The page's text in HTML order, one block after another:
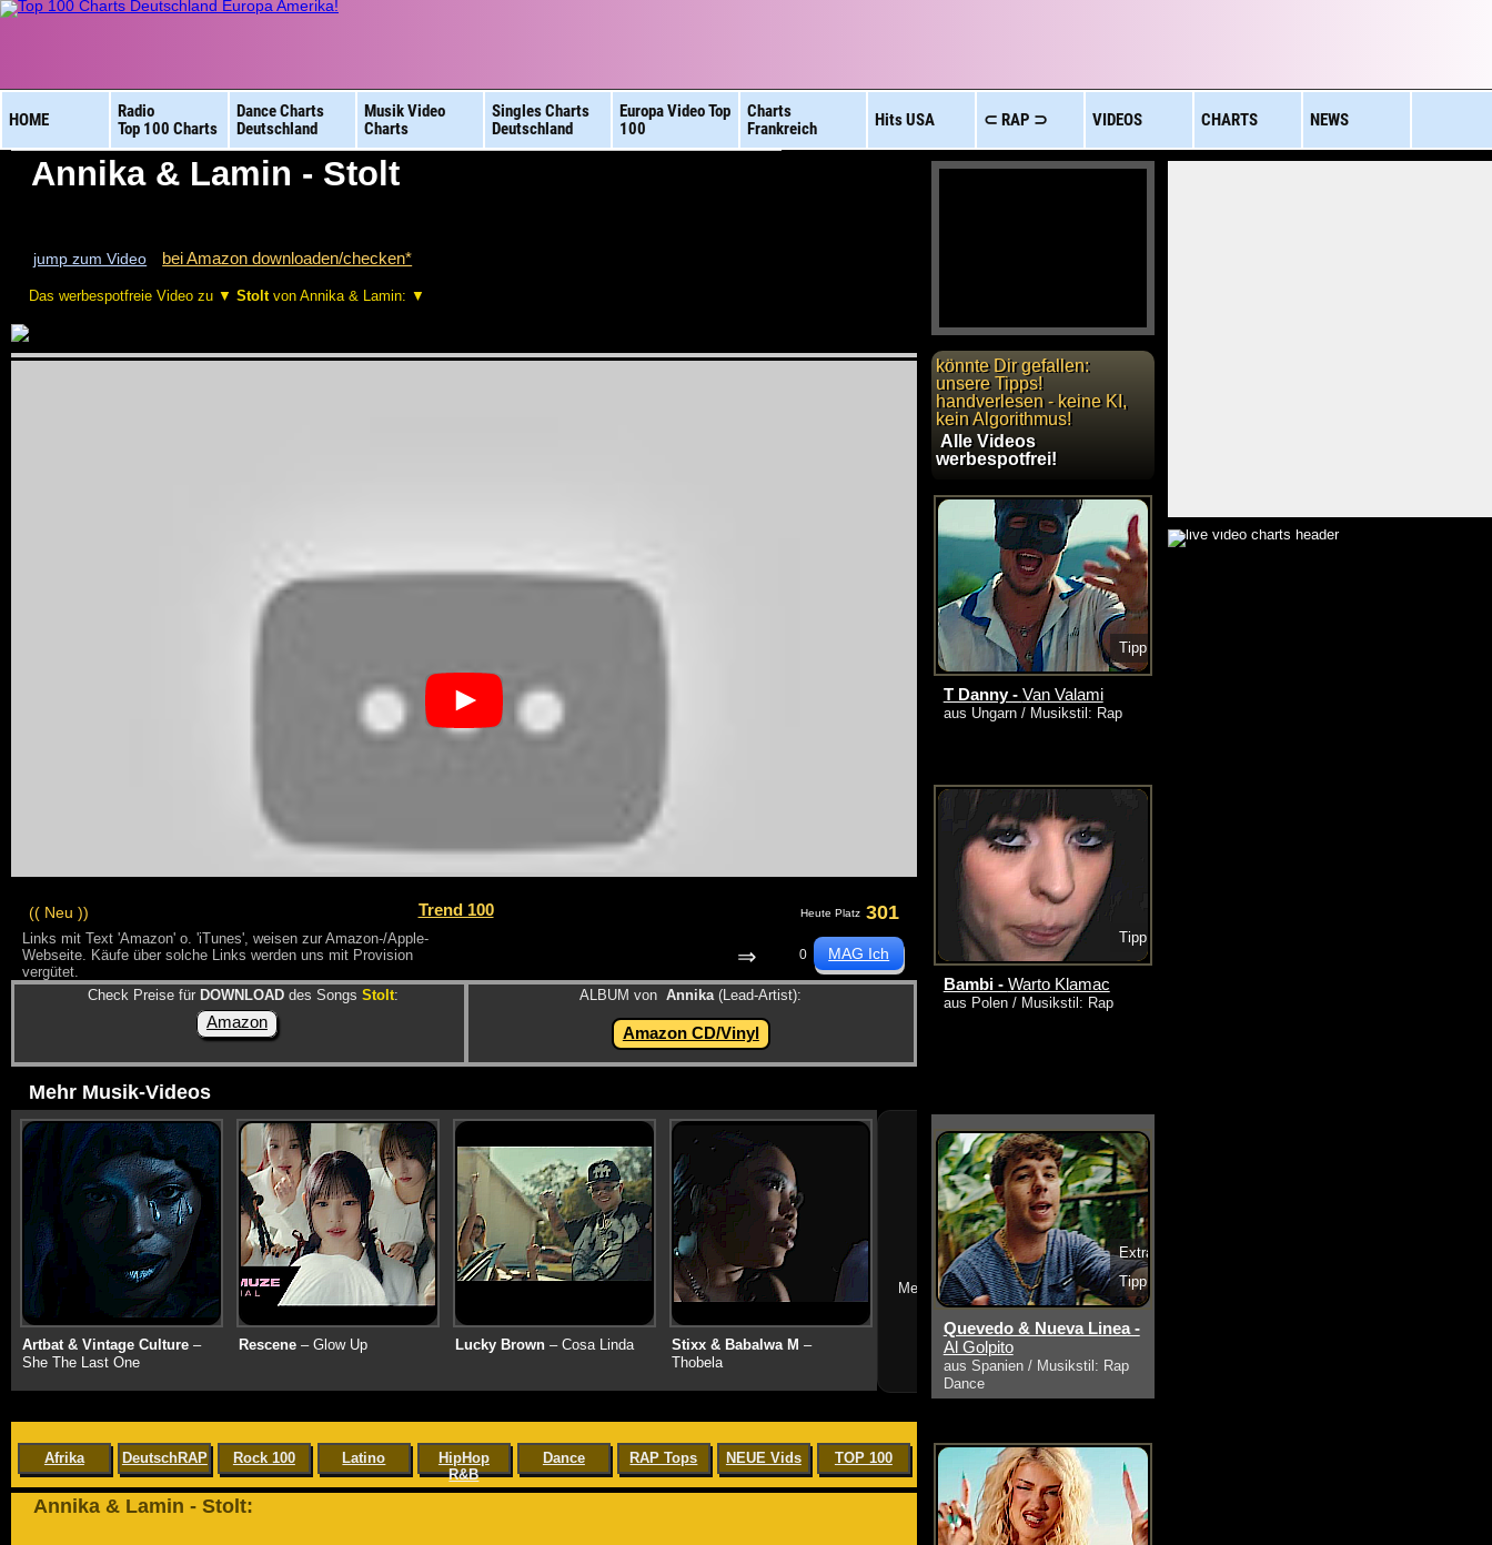
HOME
Radio
Top 100 Charts
Dance Charts
Deutschland
Musik Video
Charts
Singles Charts
Deutschland
Europa VideoTop
100
Charts
Frankreich
HitsUSA ⊂ RAP ⊃ VIDEOS CHARTS NEWS
Annika & Lamin - Stolt
jump zum Video bei Amazon downloaden/checken*
Das werbespotfreie Video zu ▼Stoltvon Annika & Lamin: ▼
(( Neu )) Trend 100 Heute Platz 301
Links mit Text 'Amazon' o. 'iTunes', weisen zur Amazon-/Apple-
Webseite. Käufe über solche Links werden uns mit Provision
vergütet.
⇒ 0
Check Preise für DOWNLOAD des SongsStolt:
Amazon
ALBUM von Annika(Lead-Artist):
Amazon CD/Vinyl
Mehr Musik-Videos
Artbat & Vintage Culture–
She The Last One
Rescene– Glow Up Lucky Brown– Cosa Linda Stixx & Babalwa M –
Thobela
➔
Mehr neue Vids ansehen
Afrika DeutschRAP Rock 100 Latino
HipHop
R&B
Dance RAP Tops NEUE Vids TOP 100
Annika & Lamin - Stolt:
könnte Dir gefallen:
unsere Tipps!
handverlesen - keine KI,
kein Algorithmus!
Alle Videos
werbespotfrei!
Tipp
T Danny - Van Valami
aus Ungarn / Musikstil: Rap
Tipp
Bambi - Warto Klamac
aus Polen / Musikstil: Rap
Extra
Tipp
Quevedo & Nueva Linea -
Al Golpito
aus Spanien / Musikstil: Rap
Dance